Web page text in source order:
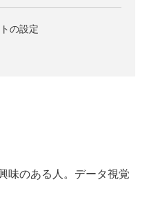
の設定
味のある人。データ視覚